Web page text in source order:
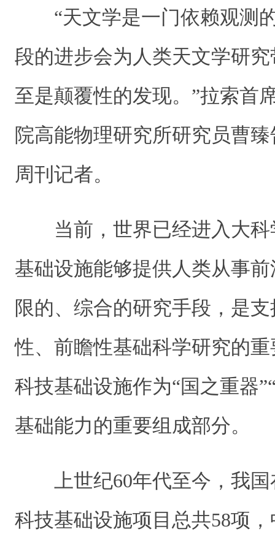
“天文学是一门依赖观测
段的进步会为人类天文学研
至是颠覆性的发现。”拉索首
院高能物理研究所研究员曹
周刊记者。
当前，世界已经进入大
基础设施能够提供人类从事
限的、综合的研究手段，是
性、前瞻性基础科学研究的
科技基础设施作为“国之重器
基础能力的重要组成部分。
上世纪60年代至今，我
科技基础设施项目总共58项